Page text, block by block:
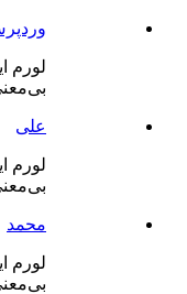
لورم
علی
لورم
محمد
لورم